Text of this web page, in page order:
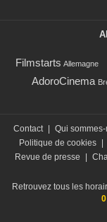
Filmstarts Allemagne
AdoroCinema
Contact Qui
Politique de cookies
Revue de presse
Retrouvez tous les